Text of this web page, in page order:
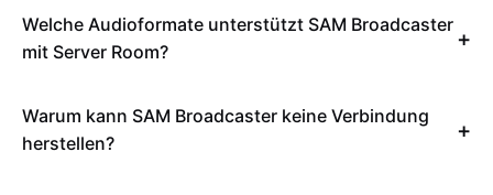
Welche Audioformate unterstützt SAM Broadcaster
mit Server Room?
Warum kann SAM Broadcaster keine Verbindung
herstellen?